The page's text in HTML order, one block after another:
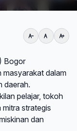
Bogor
masyarakat dalam
daerah.
pelajar, tokoh
strategis
dan